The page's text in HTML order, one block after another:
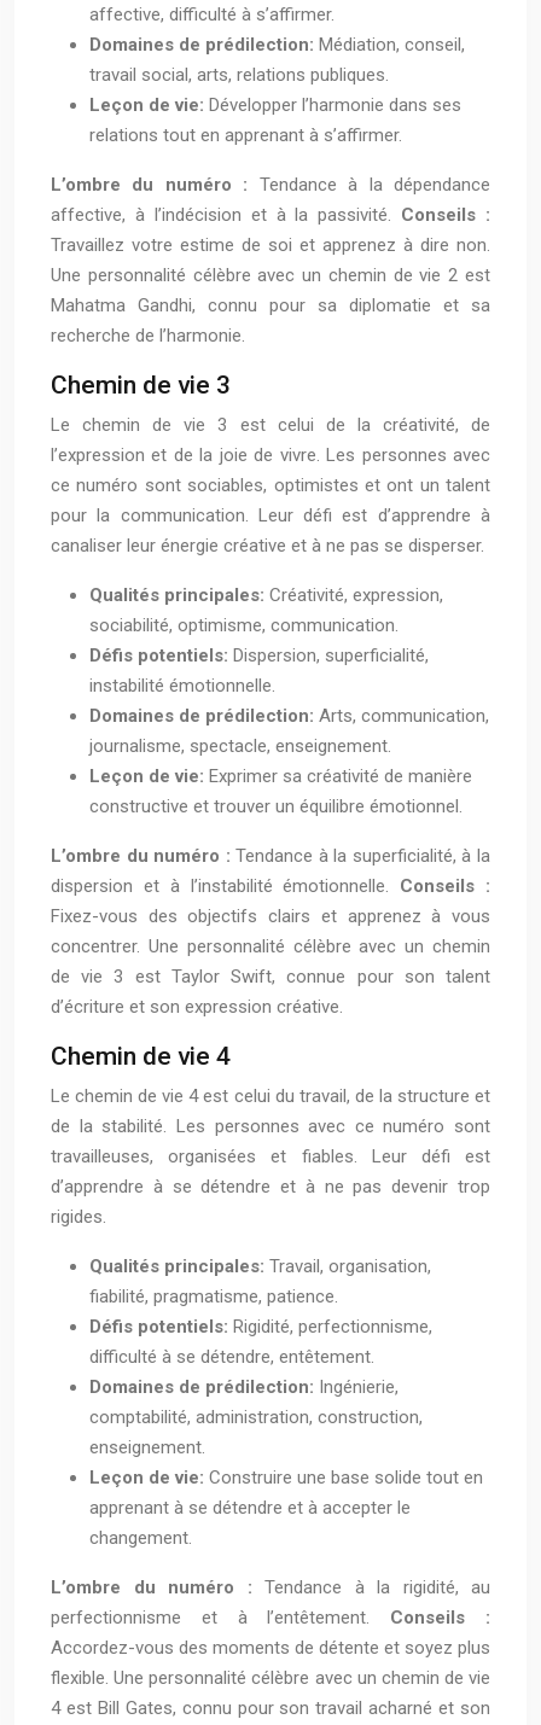
affective, difficulté à s’affirmer.
Domaines de prédilection: Médiation, conseil,
travail social, arts, relations publiques.
Leçon de vie: Développer l’harmonie dans ses
relations tout en apprenant à s’affirmer.
L’ombre du numéro : Tendance à la dépendance
affective, à l’indécision et à la passivité. Conseils :
Travaillez votre estime de soi et apprenez à dire non.
Une personnalité célèbre avec un chemin de vie 2 est
Mahatma Gandhi, connu pour sa diplomatie et sa
recherche de l’harmonie.
Chemin de vie 3
Le chemin de vie 3 est celui de la créativité, de
l’expression et de la joie de vivre. Les personnes avec
ce numéro sont sociables, optimistes et ont un talent
pour la communication. Leur défi est d’apprendre à
canaliser leur énergie créative et à ne pas se disperser.
Qualités principales: Créativité, expression,
sociabilité, optimisme, communication.
Défis potentiels: Dispersion, superficialité,
instabilité émotionnelle.
Domaines de prédilection: Arts, communication,
journalisme, spectacle, enseignement.
Leçon de vie: Exprimer sa créativité de manière
constructive et trouver un équilibre émotionnel.
L’ombre du numéro :Tendance à la superficialité, à la
dispersion et à l’instabilité émotionnelle. Conseils :
Fixez-vous des objectifs clairs et apprenez à vous
concentrer. Une personnalité célèbre avec un chemin
de vie 3 est Taylor Swift, connue pour son talent
d’écriture et son expression créative.
Chemin de vie 4
Le chemin de vie 4 est celui du travail, de la structure et
de la stabilité. Les personnes avec ce numéro sont
travailleuses, organisées et fiables. Leur défi est
d’apprendre à se détendre et à ne pas devenir trop
rigides.
Qualités principales: Travail, organisation,
fiabilité, pragmatisme, patience.
Défis potentiels: Rigidité, perfectionnisme,
difficulté à se détendre, entêtement.
Domaines de prédilection: Ingénierie,
comptabilité, administration, construction,
enseignement.
Leçon de vie: Construire une base solide tout en
apprenant à se détendre et à accepter le
changement.
L’ombre du numéro : Tendance à la rigidité, au
perfectionnisme et à l’entêtement. Conseils :
Accordez-vous des moments de détente et soyez plus
flexible. Une personnalité célèbre avec un chemin de vie
4 est Bill Gates, connu pour son travail acharné et son